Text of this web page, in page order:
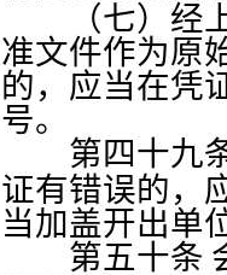
（七）经上
准文件作为原
的，应当在凭
号。
第四十九
证有错误的，
当加盖开出单
第五十条